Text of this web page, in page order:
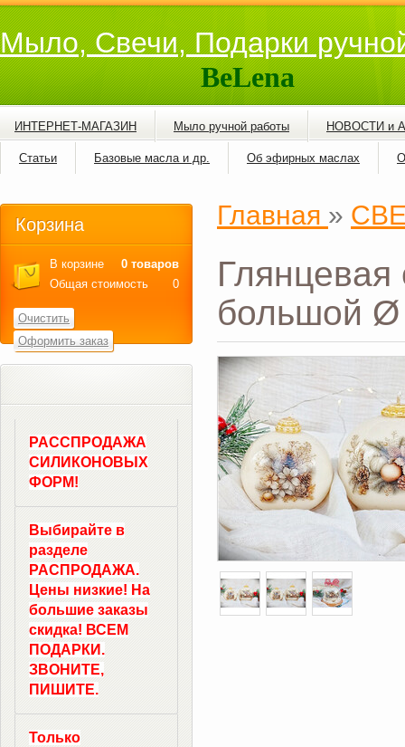
Мыло, Свечи, Подарки
BeLena
ИНТЕРНЕТ-МАГАЗИН Мыло ручной работы НОВОСТИ и
Статьи Базовые масла и др. Об эфирных маслах
Главная »
большой Ø
Корзина
В корзине
0 товаров
Общая стоимость
0
Очистить
Оформить заказ
РАССПРОДАЖА
СИЛИКОНОВЫХ
ФОРМ!
Выбирайте в
разделе
РАСПРОДАЖА.
Цены низкие! На
большие заказы
скидка! ВСЕМ
ПОДАРКИ.
ЗВОНИТЕ,
ПИШИТЕ.
Только